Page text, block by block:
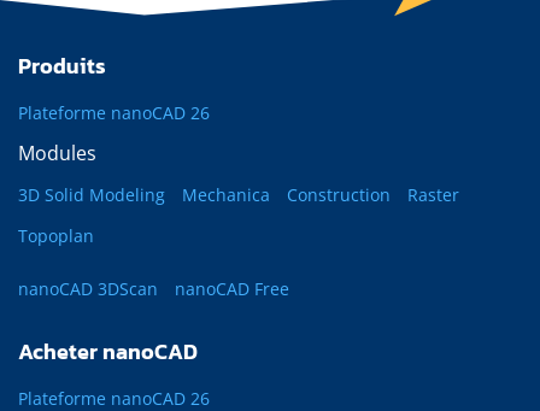
Produits
Plateforme nanoCAD 26
Modules
3D Solid Modeling Mechanica Construction
Raster
Topoplan
nanoCAD 3DScan nanoCAD Free
Acheter nanoCAD
Plateforme nanoCAD 26